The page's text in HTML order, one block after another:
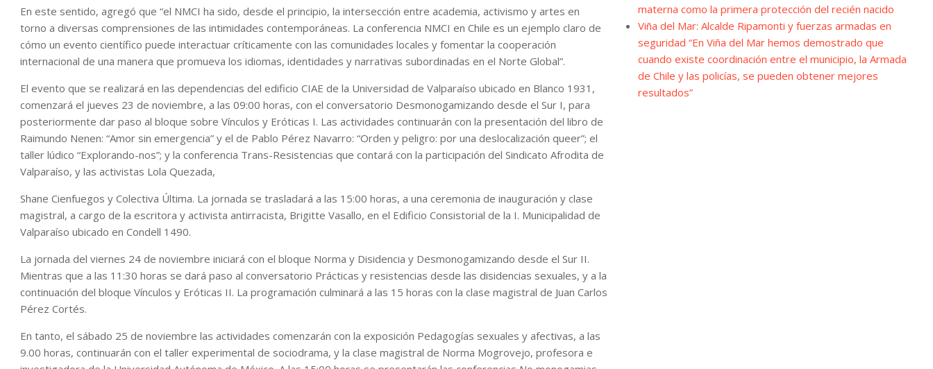
En este sentido, agregó que “el NMCI ha sido, desde el principio, la intersección entre academia, activismo y artes en
torno a diversas comprensiones de las intimidades contemporáneas. La conferencia NMCI en Chile es un ejemplo claro de
cómo un evento científico puede interactuar críticamente con las comunidades locales y fomentar la cooperación
internacional de una manera que promueva los idiomas, identidades y narrativas subordinadas en el Norte Global”.
El evento que se realizará en las dependencias del edificio CIAE de la Universidad de Valparaíso ubicado en Blanco 1931,
comenzará el jueves 23 de noviembre, a las 09:00 horas, con el conversatorio Desmonogamizando desde el Sur I, para
posteriormente dar paso al bloque sobre Vínculos y Eróticas I. Las actividades continuarán con la presentación del libro de
Raimundo Nenen: “Amor sin emergencia” y el de Pablo Pérez Navarro: “Orden y peligro: por una deslocalización queer”; el
taller lúdico “Explorando-nos”; y la conferencia Trans-Resistencias que contará con la participación del Sindicato Afrodita de
Valparaíso, y las activistas Lola Quezada,
Shane Cienfuegos y Colectiva Última. La jornada se trasladará a las 15:00 horas, a una ceremonia de inauguración y clase
magistral, a cargo de la escritora y activista antirracista, Brigitte Vasallo, en el Edificio Consistorial de la I. Municipalidad de
Valparaíso ubicado en Condell 1490.
La jornada del viernes 24 de noviembre iniciará con el bloque Norma y Disidencia y Desmonogamizando desde el Sur II.
Mientras que a las 11:30 horas se dará paso al conversatorio Prácticas y resistencias desde las disidencias sexuales, y a la
continuación del bloque Vínculos y Eróticas II. La programación culminará a las 15 horas con la clase magistral de Juan Carlos
Pérez Cortés.
En tanto, el sábado 25 de noviembre las actividades comenzarán con la exposición Pedagogías sexuales y afectivas, a las
9.00 horas, continuarán con el taller experimental de sociodrama, y la clase magistral de Norma Mogrovejo, profesora e
materna como la primera protección del recién nacido
Viña del Mar: Alcalde Ripamonti y fuerzas armadas en
seguridad “En Viña del Mar hemos demostrado que
cuando existe coordinación entre el municipio, la Armada
de Chile y las policías, se pueden obtener mejores
resultados”